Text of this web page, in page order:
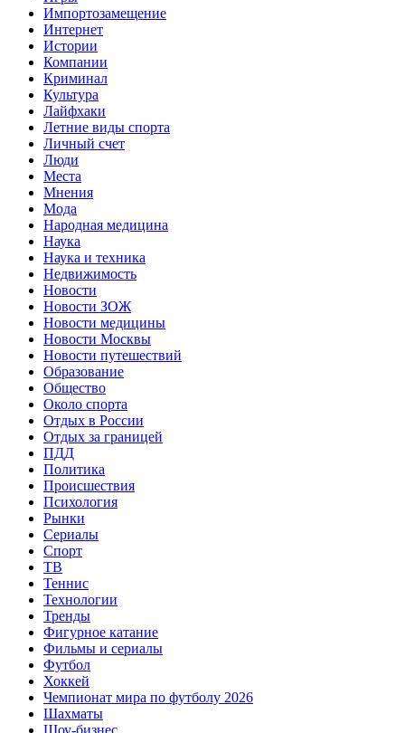
Импортозамещение
Интернет
Истории
Компании
Криминал
Культура
Лайфхаки
Летние виды спорта
Личный счет
Люди
Места
Мнения
Мода
Народная медицина
Наука
Наука и техника
Недвижимость
Новости
Новости ЗОЖ
Новости медицины
Новости Москвы
Новости путешествий
Образование
Общество
Около спорта
Отдых в России
Отдых за границей
ПДД
Политика
Происшествия
Психология
Рынки
Сериалы
Спорт
ТВ
Теннис
Технологии
Тренды
Фигурное катание
Фильмы и сериалы
Футбол
Хоккей
Чемпионат мира по футболу 2026
Шахматы
Шоу-бизнес